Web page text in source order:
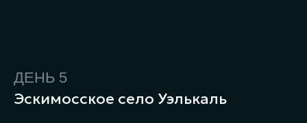
ДЕНЬ 5
Эскимосское село Уэлькаль